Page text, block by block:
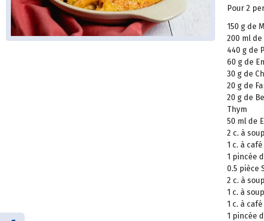
Pour 2
150 g de
200 ml
440 g de
60 g de
30 g de
20 g de
20 g de
Thym
50 ml de
2 c. à
1 c. à
1 pincée
0.5 pièce
2 c. à
1 c. à
1 c. à
1 pincée